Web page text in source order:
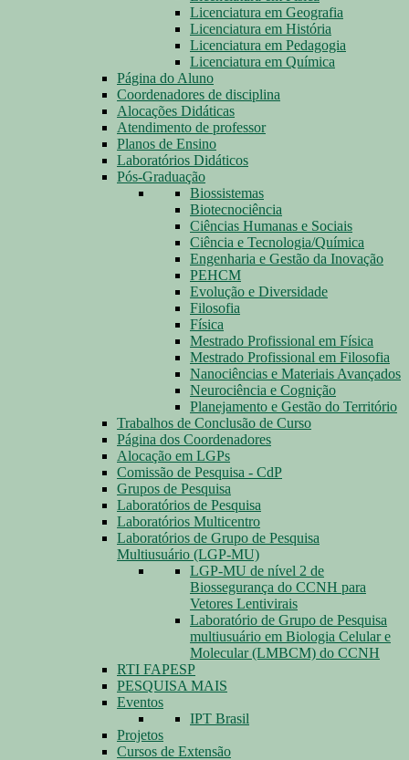
Licenciatura em Geografia
Licenciatura em História
Licenciatura em Pedagogia
Licenciatura em Química
Página do Aluno
Coordenadores de disciplina
Alocações Didáticas
Atendimento de professor
Planos de Ensino
Laboratórios Didáticos
Pós-Graduação
Biossistemas
Biotecnociência
Ciências Humanas e Sociais
Ciência e Tecnologia/Química
Engenharia e Gestão da Inovação
PEHCM
Evolução e Diversidade
Filosofia
Física
Mestrado Profissional em Física
Mestrado Profissional em Filosofia
Nanociências e Materiais Avançados
Neurociência e Cognição
Planejamento e Gestão do Território
Trabalhos de Conclusão de Curso
Página dos Coordenadores
Alocação em LGPs
Comissão de Pesquisa - CdP
Grupos de Pesquisa
Laboratórios de Pesquisa
Laboratórios Multicentro
Laboratórios de Grupo de Pesquisa
Multiusuário (LGP-MU)
LGP-MU de nível 2 de
Biossegurança do CCNH para
Vetores Lentivirais
Laboratório de Grupo de Pesquisa
multiusuário em Biologia Celular e
Molecular (LMBCM) do CCNH
RTI FAPESP
PESQUISA MAIS
Eventos
IPT Brasil
Projetos
Cursos de Extensão